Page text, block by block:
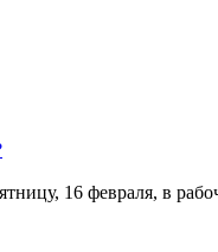
16 февраля, в